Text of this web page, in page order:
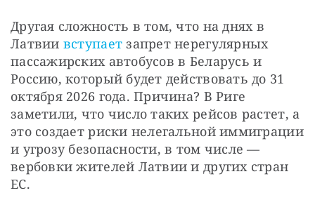
Другая сложность в том, что на днях в
Латвии вступает запрет нерегулярных
пассажирских автобусов в Беларусь и
Россию, который будет действовать до 31
октября 2026 года. Причина? В Риге
заметили, что число таких рейсов растет, а
это создает риски нелегальной иммиграции
и угрозу безопасности, в том числе —
вербовки жителей Латвии и других стран
ЕС.